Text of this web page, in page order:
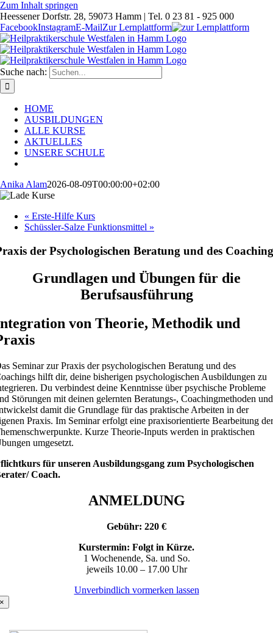
Zum Inhalt springen
Heessener Dorfstr. 28, 59073 Hamm | Tel. 0 23 81 - 925 000
FacebookInstagramE-MailZur Lernplattform
Suche nach:
HOME
AUSBILDUNGEN
ALLE KURSE
AKTUELLES
UNSERE SCHULE
Anika Alam2026-08-09T00:00:00+02:00
« Erste-Hilfe Kurs
Schüssler-Salze Funktionsmittel »
der Psychologischen Beratung und des
Grundlagen und Übungen für die
Berufsausführung
von Theorie, Methodik und
Seminar zur Praxis der psychologischen Beratung und des
hilft dir, deine bisherigen psychologischen Ausbildungen zu
Du verbindest deine Kenntnisse über psychische Probleme
Störungen mit deinen gelernten Beratungs-, Coachingmethoden und
damit die Grundlage für das praktische Arbeiten in der
Praxis. Im Seminar erfolgt eine praxisorientierte Bearbeitung
Kurze Theorie-Inputs werden in praktischen
umgesetzt.
für unseren Ausbildungsgang zum Psychologischen
Coach.
ANMELDUNG
Gebühr: 220 €
Kurstermin: Folgt in Kürze.
1 Wochenende, Sa. und So.
jeweils 10.00 – 17.00 Uhr
Unverbindlich vormerken lassen
×